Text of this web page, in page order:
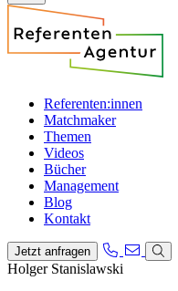
Referenten:innen
Matchmaker
Themen
Videos
Bücher
Management
Blog
Kontakt
Jetzt anfragen
Holger Stanislawski